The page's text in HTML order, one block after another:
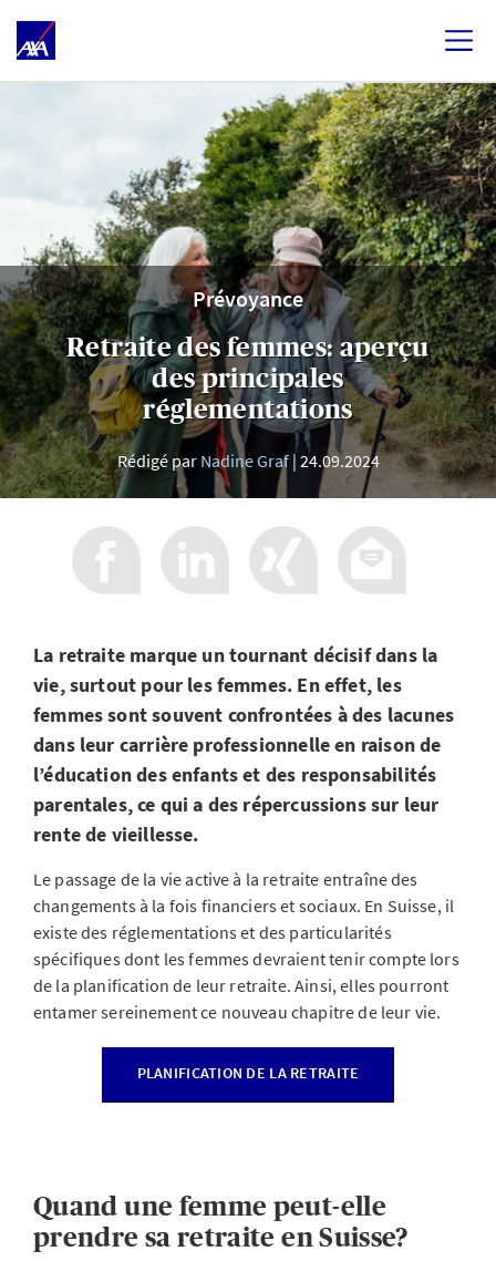
Prévoyance
Retraite des femmes: aperçu
des principales
réglementations
Rédigé par Nadine Graf 24.09.2024
La retraite marque un tournant décisif dans la
vie, surtout pour les femmes. En effet, les
femmes sont souvent confrontées à des lacunes
dans leur carrière professionnelle en raison de
l’éducation des enfants et des responsabilités
parentales, ce qui a des répercussions sur leur
rente de vieillesse.
Le passage de la vie active à la retraite entraîne des
changements à la fois financiers et sociaux. En Suisse, il
existe des réglementations et des particularités
spécifiques dont les femmes devraient tenir compte lors
de la planification de leur retraite. Ainsi, elles pourront
entamer sereinement ce nouveau chapitre de leur vie.
PLANIFICATION DE LA RETRAITE
Quand une femme peut-elle
prendre sa retraite en Suisse?